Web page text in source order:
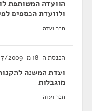
הוועדה המשותפת
ולוועדת הכספים
חבר ועדה
הכנסת ה-18 מ-13/07/2009 עד 03/08/2009
ועדת המשנה
מוגבלות
חבר ועדה